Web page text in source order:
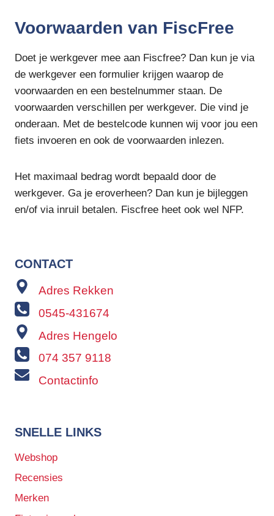
Voorwaarden van FiscFree
Doet je werkgever mee aan Fiscfree? Dan kun je via
de werkgever een formulier krijgen waarop de
voorwaarden en een bestelnummer staan. De
voorwaarden verschillen per werkgever. Die vind je
onderaan. Met de bestelcode kunnen wij voor jou een
fiets invoeren en ook de voorwaarden inlezen.
Het maximaal bedrag wordt bepaald door de
werkgever. Ga je eroverheen? Dan kun je bijleggen
en/of via inruil betalen. Fiscfree heet ook wel NFP.
CONTACT
Adres Rekken
0545-431674
Adres Hengelo
074 357 9118
Contactinfo
SNELLE LINKS
Webshop
Recensies
Merken